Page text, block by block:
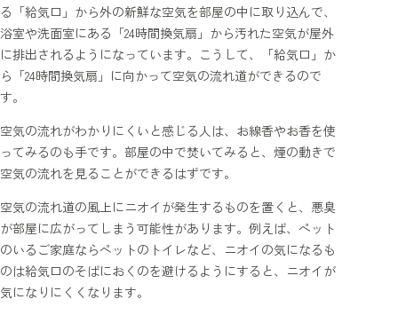
る「給気口」から外の新鮮な空気を部屋の中に取り込んで、
浴室や洗面室にある「24時間換気扇」から汚れた空気が屋外
に排出されるようになっています。こうして、「給気口」か
ら「24時間換気扇」に向かって空気の流れ道ができるので
す。
空気の流れがわかりにくいと感じる人は、お線香やお香を使
ってみるのも手です。部屋の中で焚いてみると、煙の動きで
空気の流れを見ることができるはずです。
空気の流れ道の風上にニオイが発生するものを置くと、悪臭
が部屋に広がってしまう可能性があります。例えば、ペット
のいるご家庭ならペットのトイレなど、ニオイの気になるも
のは給気口のそばにおくのを避けるようにすると、ニオイが
気になりにくくなります。